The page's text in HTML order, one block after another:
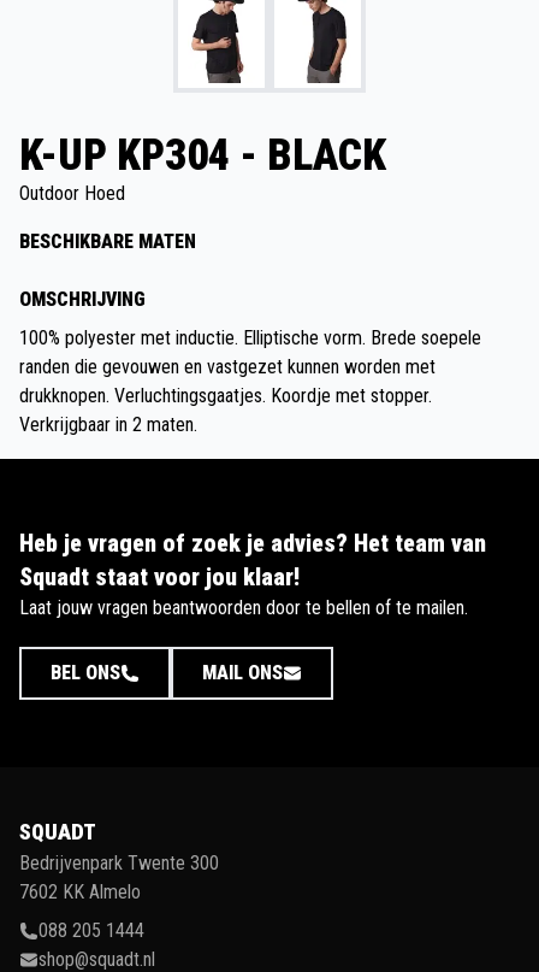
K-UP KP304 - BLACK
Outdoor Hoed
BESCHIKBARE MATEN
OMSCHRIJVING
100% polyester met inductie. Elliptische vorm. Brede soepele
randen die gevouwen en vastgezet kunnen worden met
drukknopen. Verluchtingsgaatjes. Koordje met stopper.
Verkrijgbaar in 2 maten.
Heb je vragen of zoek je advies? Het team van
Squadt staat voor jou klaar!
Laat jouw vragen beantwoorden door te bellen of te mailen.
BEL ONS MAIL ONS
SQUADT
Bedrijvenpark Twente 300
7602 KK Almelo
088 205 1444
shop@squadt.nl